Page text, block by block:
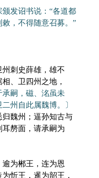
发诏书说：“各道都
，不得随意召募。”
刺史薛雄，雄不
、卫四州之地，
承嗣，磁、洺虽未
州自此属魏博。〕
魏州；逼孙知古与
剺面，请承嗣为
为郴王，连为恩
忻王，暹为韶王，